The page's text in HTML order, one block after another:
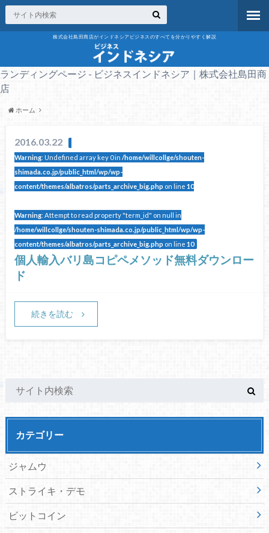
株式会社島田商店がインドネシアビジネスのすべてを分かりやすく解説
ランディングページ - ビジネスインドネシア｜株式会社島田商
店
ホーム
2016.03.22
Warning: Undefined array key 0 in/home/willcollge/shouten-
shimada.co.jp/public_html/wp/wp-
content/themes/albatros/parts_archive_big.php on line10
Warning: Attempt to read property "term_id" on null in
/home/willcollge/shouten-shimada.co.jp/public_html/wp/wp-
content/themes/albatros/parts_archive_big.php on line10
個人輸入バリ島コピペメソッド無料ダウンロー
ド
続きを読む
カテゴリー
ジャムウ
ストライキ・デモ
ビットコイン